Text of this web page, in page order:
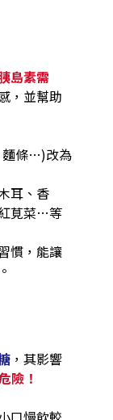
島素需
，並幫助
麵條…)改為
耳、香
莧菜…等
慣，能讓
，其影響
險！